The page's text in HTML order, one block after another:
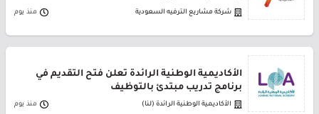
شركة مشاريع الترفيه السعودية منذ يوم
الأكاديمية الوطنية الرائدة تعلن فتح التقديم في
برنامج تدريب مبتدئ بالتوظيف
الأكاديمية الوطنية الرائدة (لنا) منذ يوم